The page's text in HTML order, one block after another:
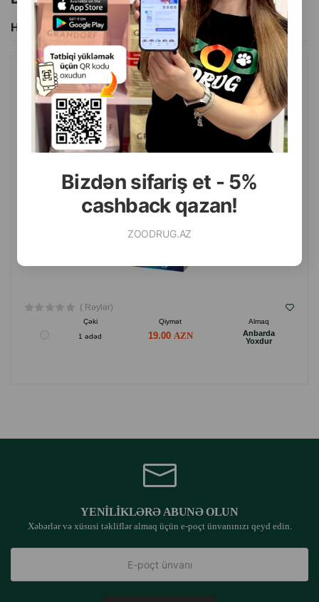
Bizdən sifariş et - 5%
cashback qazan!
ZOODRUG.AZ
0–5 kq 1 həb.
5–10 kq 2 həb.
10–15 kq 3 həb.
15–20 kq 4 həb.
20–25 kq 5 həb.
25–30 kq 6 həb.
İstehsalçı ölkə: Türkiyə.
Hamısını Gör
ZOOVITAL IMMUNOVITAL STRONG DEFENSE DOG&CAT VITAMIN
ƏLAVƏSI-PIŞIK VƏ ITLƏR ÜÇÜN IMMUNITET SISTEMI DƏSTƏYI
60 TABLETI.
( Rəylər)
Çəki Qiymət
Almaq
1 ədəd
19.00
Anbarda
Yoxdur
YENILIKLƏRƏ ABUNƏ OLUN
Xəbərlər və xüsusi təkliflər almaq üçün e-poçt ünvanınızı qeyd edin.